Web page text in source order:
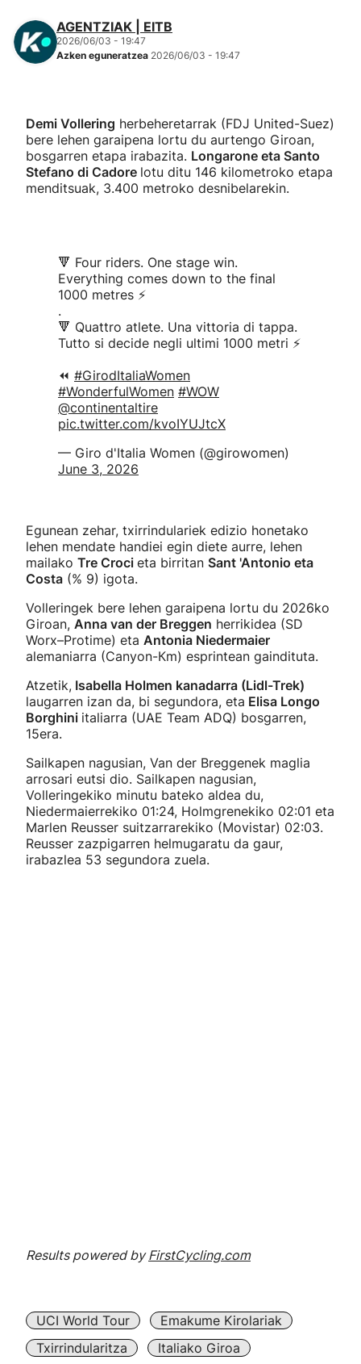
AGENTZIAK | EITB
2026/06/03 - 19:47
Azken eguneratzea 2026/06/03 - 19:47
Demi Vollering herbeheretarrak (FDJ United-Suez)
bere lehen garaipena lortu du aurtengo Giroan,
bosgarren etapa irabazita. Longarone eta Santo
Stefano di Cadore lotu ditu 146 kilometroko etapa
menditsuak, 3.400 metroko desnibelarekin.
🔻 Four riders. One stage win.
Everything comes down to the final
1000 metres ⚡
.
🔻 Quattro atlete. Una vittoria di tappa.
Tutto si decide negli ultimi 1000 metri ⚡
⏪ #GirodItaliaWomen
#WonderfulWomen #WOW
@continentaltire
pic.twitter.com/kvoIYUJtcX
— Giro d'Italia Women (@girowomen)
June 3, 2026
Egunean zehar, txirrindulariek edizio honetako
lehen mendate handiei egin diete aurre, lehen
mailako Tre Croci eta birritan Sant 'Antonio eta
Costa (% 9) igota.
Volleringek bere lehen garaipena lortu du 2026ko
Giroan, Anna van der Breggen herrikidea (SD
Worx–Protime) eta Antonia Niedermaier
alemaniarra (Canyon-Кm) esprintean gaindituta.
Atzetik, Isabella Holmen kanadarra (Lidl-Trek)
laugarren izan da, bi segundora, eta Elisa Longo
Borghini italiarra (UAE Team ADQ) bosgarren,
15era.
Sailkapen nagusian, Van der Breggenek maglia
arrosari eutsi dio. Sailkapen nagusian,
Volleringekiko minutu bateko aldea du,
Niedermaierrekiko 01:24, Holmgrenekiko 02:01 eta
Marlen Reusser suitzarrarekiko (Movistar) 02:03.
Reusser zazpigarren helmugaratu da gaur,
irabazlea 53 segundora zuela.
Results powered byFirstCycling.com
UCI World Tour
Emakume Kirolariak
Txirrindularitza
Italiako Giroa